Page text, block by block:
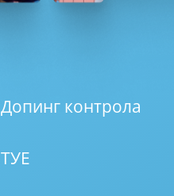
Допинг контрола
ТУЕ